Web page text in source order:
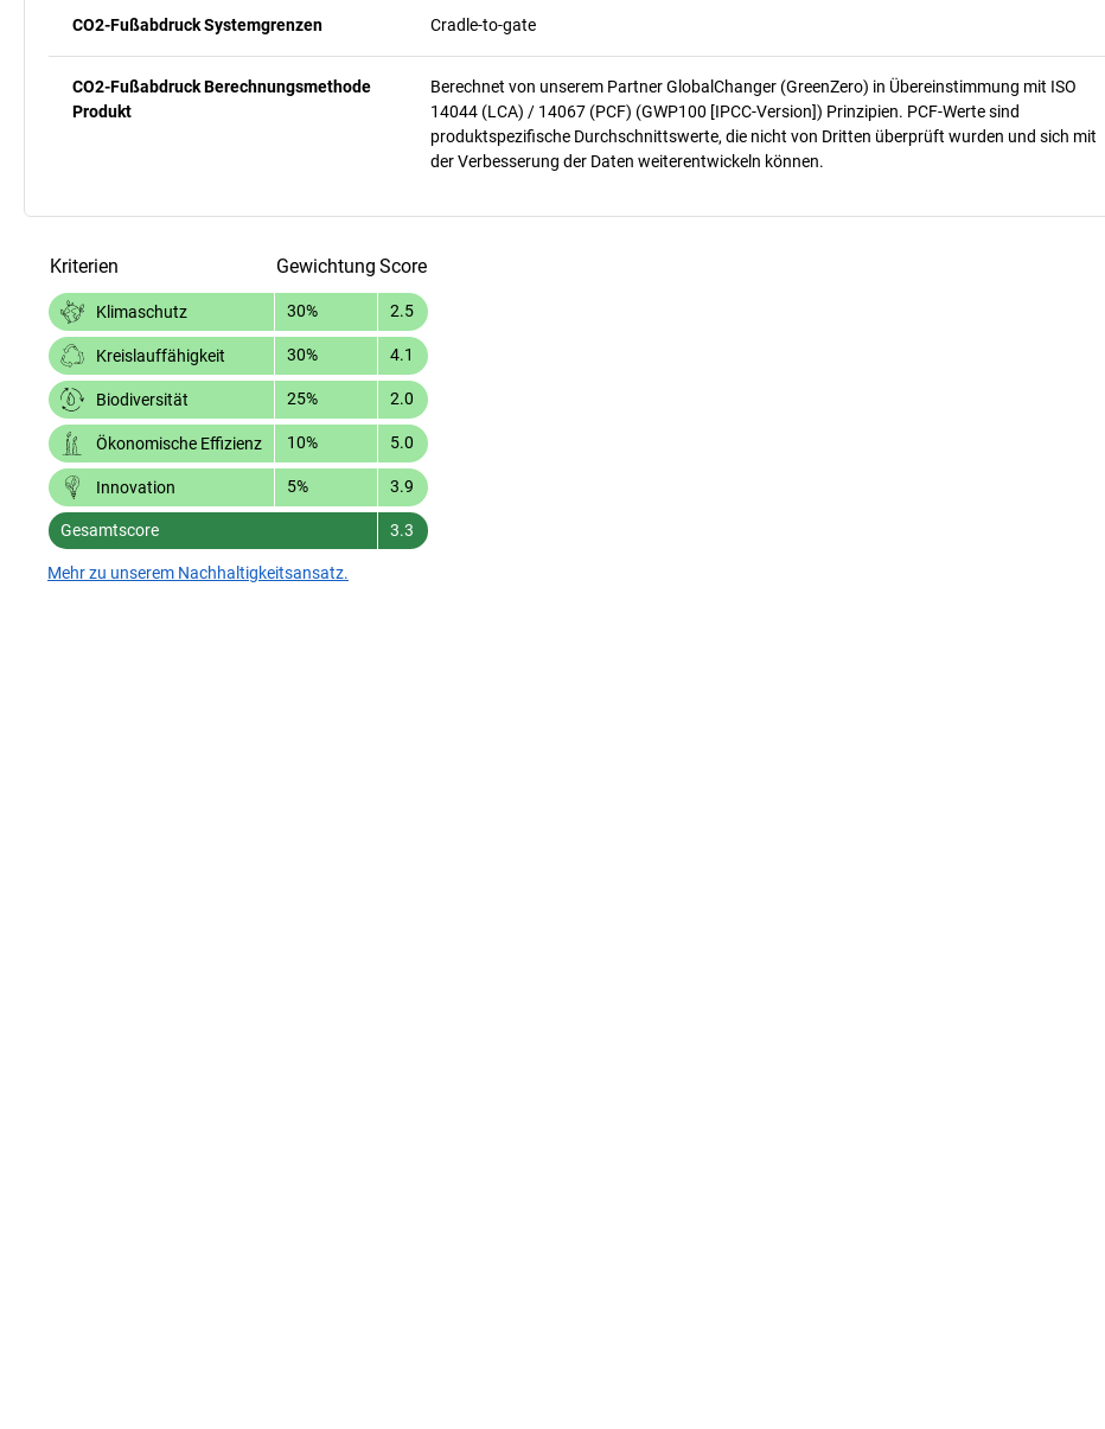
CO2-Fußabdruck Systemgrenzen Cradle-to-gate
CO2-Fußabdruck Berechnungsmethode
Produkt
Berechnet von unserem Partner GlobalChanger (GreenZero) in Übereinstimmung mit ISO
14044 (LCA) / 14067 (PCF) (GWP100 [IPCC-Version]) Prinzipien. PCF-Werte sind
produktspezifische Durchschnittswerte, die nicht von Dritten überprüft wurden und sich mit
der Verbesserung der Daten weiterentwickeln können.
Kriterien Gewichtung Score
Klimaschutz 30% 2.5
Kreislauffähigkeit 30% 4.1
Biodiversität 25% 2.0
Ökonomische Effizienz 10% 5.0
Innovation 5% 3.9
Gesamtscore 3.3
Mehr zu unserem Nachhaltigkeitsansatz.